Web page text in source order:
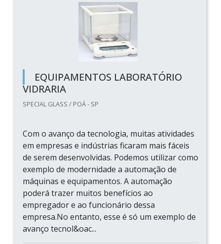
EQUIPAMENTOS LABORATÓRIO
VIDRARIA
SPECIAL GLASS / POÁ - SP
Com o avanço da tecnologia, muitas atividades
em empresas e indústrias ficaram mais fáceis
de serem desenvolvidas. Podemos utilizar como
exemplo de modernidade a automação de
máquinas e equipamentos. A automação
poderá trazer muitos benefícios ao
empregador e ao funcionário dessa
empresa.No entanto, esse é só um exemplo de
avanço tecnol&oac...